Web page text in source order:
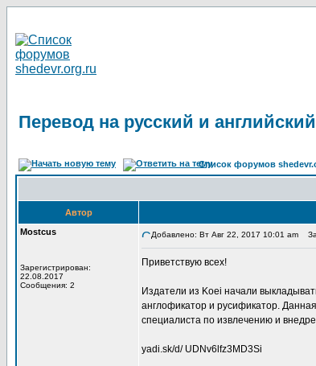
Перевод на русский и
Список форумов
Автор
Mostcus
Зарегистрирован:
22.08.2017
Сообщения: 2
Добавлено: Вт Авг 22, 2017 10:01 am
Приветствую всех!
Издатели из Koei начали
англофикатор и русификатор.
специалиста по извлечению и
yadi.sk/d/ UDNv6lfz3MD3Si